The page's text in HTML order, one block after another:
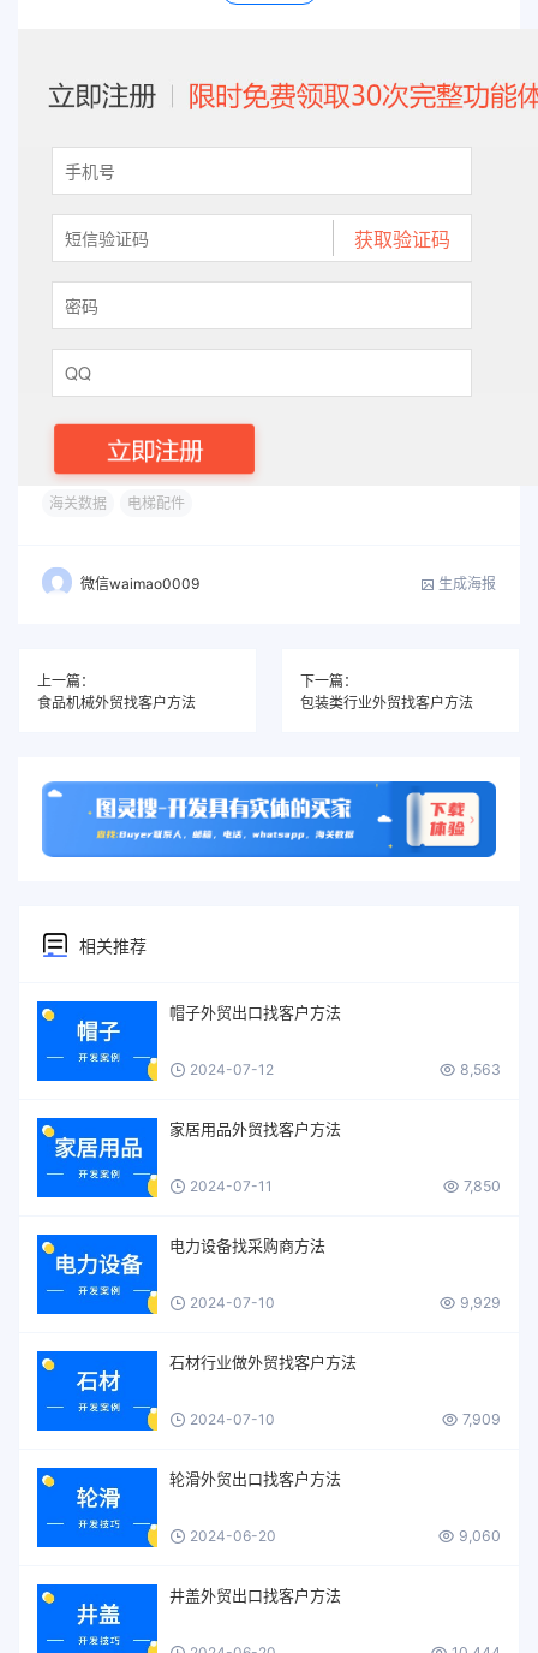
海关数据 电梯配件
微信waimao0009 生成海报
上一篇：
食品机械外贸找客户方法
下一篇：
包装类行业外贸找客户方法
相关推荐
帽子外贸出口找客户方法
2024-07-12 8,563
家居用品外贸找客户方法
2024-07-11 7,850
电力设备找采购商方法
2024-07-10 9,929
石材行业做外贸找客户方法
2024-07-10 7,909
轮滑外贸出口找客户方法
2024-06-20 9,060
井盖外贸出口找客户方法